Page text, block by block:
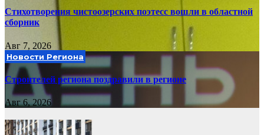
Стихотворения чистоозерских поэтесс вошли в областной
сборник
Авг 7, 2026
Новости Региона
Строителей региона поздравили в регионе
Авг 6, 2026